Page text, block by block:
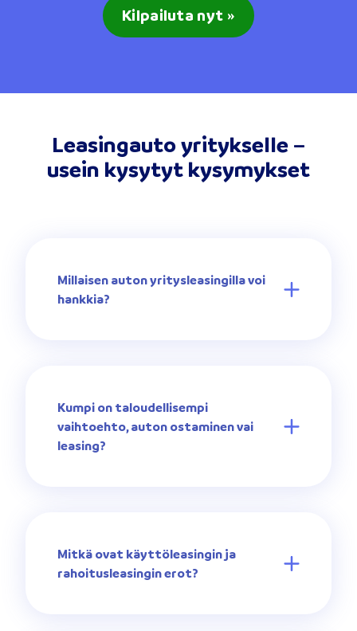
Kilpailuta nyt »
Leasingauto yritykselle –
usein kysytyt kysymykset
Millaisen auton yritysleasingilla voi
hankkia?
Kumpi on taloudellisempi
vaihtoehto, auton ostaminen vai
leasing?
Mitkä ovat käyttöleasingin ja
rahoitusleasingin erot?